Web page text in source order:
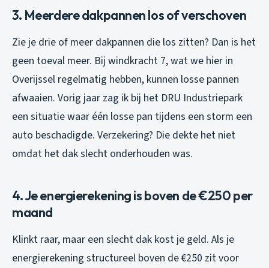
3. Meerdere dakpannen los of verschoven
Zie je drie of meer dakpannen die los zitten? Dan is het
geen toeval meer. Bij windkracht 7, wat we hier in
Overijssel regelmatig hebben, kunnen losse pannen
afwaaien. Vorig jaar zag ik bij het DRU Industriepark
een situatie waar één losse pan tijdens een storm een
auto beschadigde. Verzekering? Die dekte het niet
omdat het dak slecht onderhouden was.
4. Je energierekening is boven de €250 per
maand
Klinkt raar, maar een slecht dak kost je geld. Als je
energierekening structureel boven de €250 zit voor